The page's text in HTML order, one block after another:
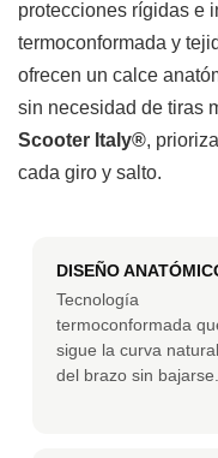
protecciones rígidas e
termoconformada y
ofrecen un calce
sin necesidad de tiras
Scooter Italy®,
cada giro y salto.
DISEÑO
Tecnología
termoconformada
sigue la curva natural
del brazo sin bajarse.